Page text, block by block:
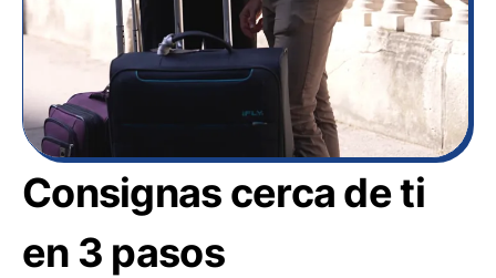
Consignas cerca de ti
en 3 pasos